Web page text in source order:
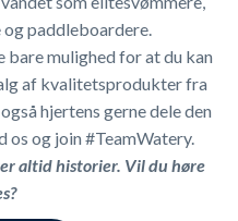
paddleboardere.
bare mulighed for at du kan
af kvalitetsprodukter fra
hjertens gerne dele den
os og join #TeamWatery.
altid historier. Vil du høre